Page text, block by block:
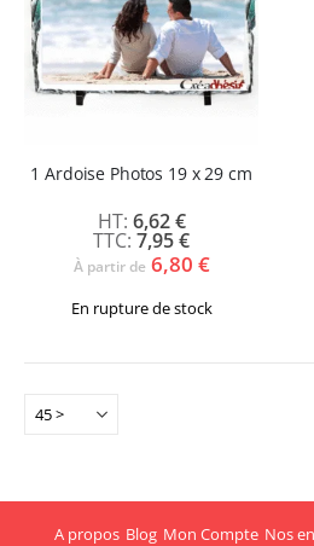
1 Ardoise Photos 19 x 29 cm
7,95 €
6,62 €
À partir de 6,80 €
En rupture de stock
A propos Blog Mon Compte Nos